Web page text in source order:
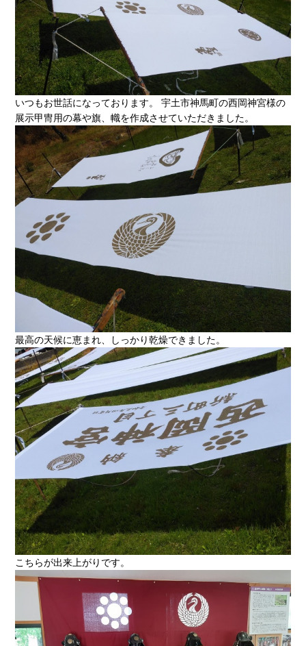
いつもお世話になっております。 宇土市神馬町の西岡神宮様の
展示甲冑用の幕や旗、幟を作成させていただきました。
最高の天候に恵まれ、しっかり乾燥できました。
こちらが出来上がりです。